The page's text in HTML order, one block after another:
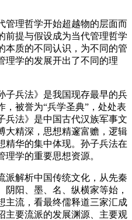
管理哲学开始超越物的层面而
前提与假设成为当代管理哲学
本质的不同认识，为不同的管
理学的发展开出了不同的理
子兵法》是我国现存最早的兵
被誉为“兵学圣典”，处处表
兵法》是中国古代汉族军事文
大精深，思想精邃富赡，逻辑
精华的集中体现。孙子兵法在
学的重要思想资源。
派解析中国传统文化，从先秦
阳、墨、名、纵横家等始，
主流，看最终儒释道三家汇成
主要流派的发展渊源、主要观